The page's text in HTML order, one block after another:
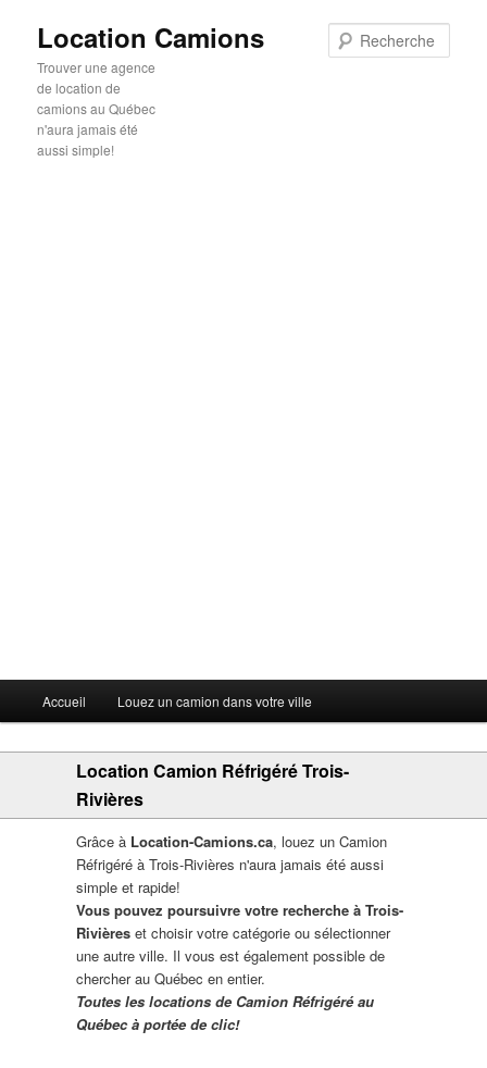
Location Camions
Trouver une agence
de location de
camions au Québec
n'aura jamais été
aussi simple!
Aller au contenu principal
Aller au contenu secondaire
Accueil Louez un camion dans votre ville
Location Camion Réfrigéré Trois-
Rivières
Grâce à Location-Camions.ca, louez un Camion
Réfrigéré à Trois-Rivières n'aura jamais été aussi
simple et rapide!
Vous pouvez poursuivre votre recherche à Trois-
Rivières et choisir votre catégorie ou sélectionner
une autre ville. Il vous est également possible de
chercher au Québec en entier.
Toutes les locations de Camion Réfrigéré au
Québec à portée de clic!